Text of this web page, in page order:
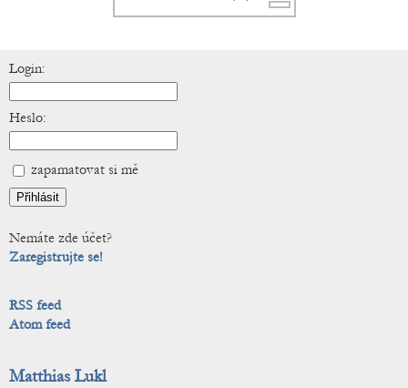
Login:
Heslo:
zapamatovat si mě
Nemáte zde účet?
Zaregistrujte se!
RSS feed
Atom feed
Matthias Lukl